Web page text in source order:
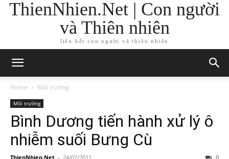
ThienNhien.Net | Con người
và Thiên nhiên
liên kết con người và thiên nhiên
Home Môi trường
Môi trường
Bình Dương tiến hành xử lý ô
nhiễm suối Bưng Cù
ThienNhien.Net - 24/02/2011 0